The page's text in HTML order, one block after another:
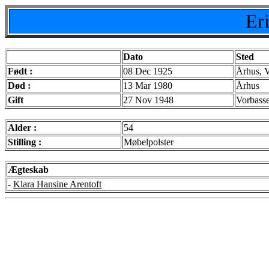
Dato
Sted
Født :
08 Dec 1925
Århus,
Død :
13 Mar 1980
Århus
Gift
27 Nov 1948
Alder :
54
Stilling :
Møbelpolster
Ægteskab
- Klara Hansine Arentoft